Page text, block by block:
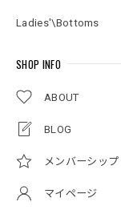
Ladies'\Bottoms
SHOP INFO
ABOUT
BLOG
メンバーシップ
マイページ